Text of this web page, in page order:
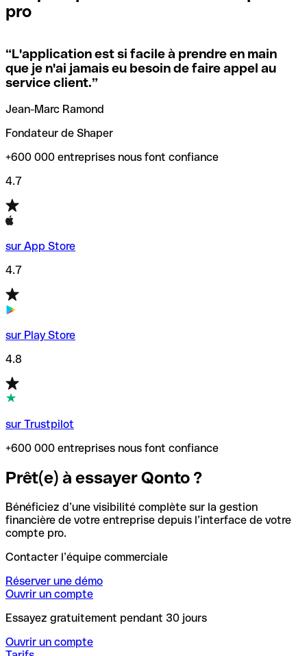
locales.
Si vous n'êtes pas sûr du code SWIFT que vous devriez
utiliser, nous avons développé un outil de recherche de
codes SWIFT par nom de banque.
vérification/recherche de codes SWIFT. Ainsi, vous pouvez
trouver et vérifier vos codes SWIFT avant de réaliser vos
transferts d’argent.
pro
“L'application est si facile à prendre en main
que je n'ai jamais eu besoin de faire appel au
service client.”
Jean-Marc Ramond
Fondateur de Shaper
+600 000 entreprises nous font confiance
4.7
sur App Store
4.7
sur Play Store
4.8
sur Trustpilot
+600 000 entreprises nous font confiance
Prêt(e) à essayer Qonto ?
Bénéficiez d’une visibilité complète sur la gestion
financière de votre entreprise depuis l’interface de votre
compte pro.
Contacter l’équipe commerciale
Réserver une démo
Ouvrir un compte
Essayez gratuitement pendant 30 jours
Ouvrir un compte